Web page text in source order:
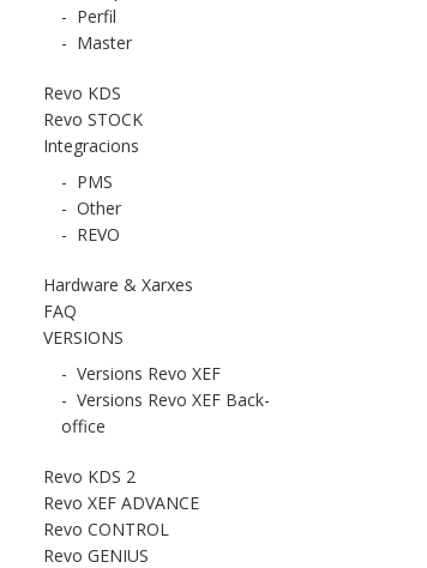
- Perfil
- Master
Revo KDS
Revo STOCK
Integracions
- PMS
- Other
- REVO
Hardware & Xarxes
FAQ
VERSIONS
- Versions Revo XEF
- Versions Revo XEF Back-
office
Revo KDS 2
Revo XEF ADVANCE
Revo CONTROL
Revo GENIUS